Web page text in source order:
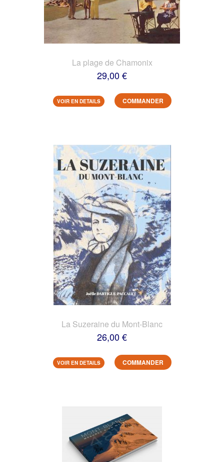
La plage de Chamonix
29,00 €
VOIR EN DETAILS COMMANDER
La Suzeraine du Mont-Blanc
26,00 €
VOIR EN DETAILS COMMANDER